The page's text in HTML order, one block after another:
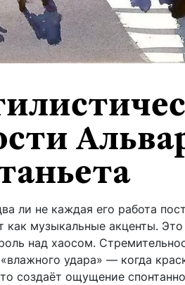
ли не каждая его работа
как музыкальные акценты.
над хаосом.
удара» — когда
создаёт ощущение